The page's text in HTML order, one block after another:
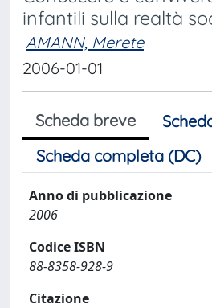
infantili sulla realtà
AMANN, Merete
2006-01-01
Scheda breve
Scheda completa (DC)
Anno di pubblicazione
2006
Codice ISBN
88-8358-928-9
Citazione